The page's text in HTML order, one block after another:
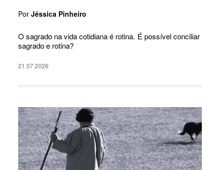
PorJéssica Pinheiro
O sagrado na vida cotidiana é rotina. É possível conciliar
sagrado e rotina?
21.07.2026